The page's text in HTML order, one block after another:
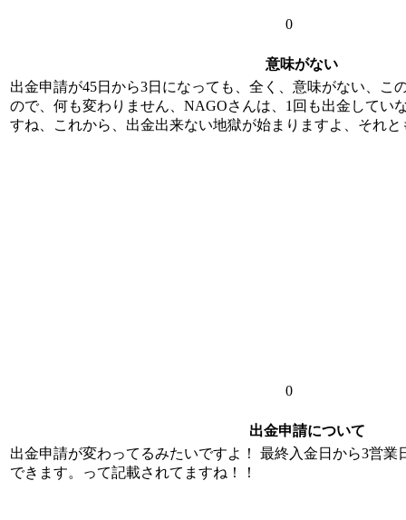
0
意味がない
出金申請が45日から3日になっても、全く、意味がない、こ
ので、何も変わりません、NAGOさんは、1回も出金してい
すね、これから、出金出来ない地獄が始まりますよ、それ
0
出金申請について
出金申請が変わってるみたいですよ！ 最終入金日から3営業
できます。って記載されてますね！！